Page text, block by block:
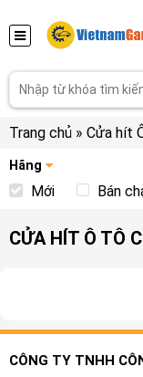
Trang chủ » Cửa hít
Hãng
Mới Bán
CỬA HÍT Ô TÔ
CÔNG TY TNHH